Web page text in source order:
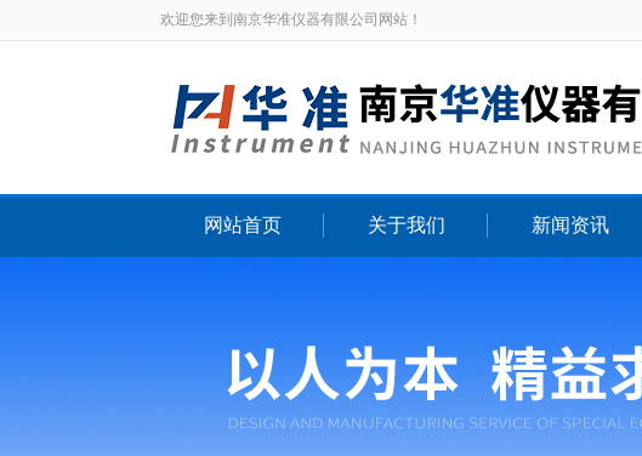
欢迎您来到南京华准仪器有限公司网站！
网站首页 关于我们 新闻资讯